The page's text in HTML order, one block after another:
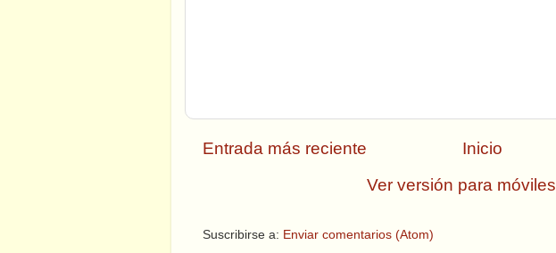
Entrada más reciente
Inicio
Ver versión para móviles
Suscribirse a: Enviar comentarios (Atom)